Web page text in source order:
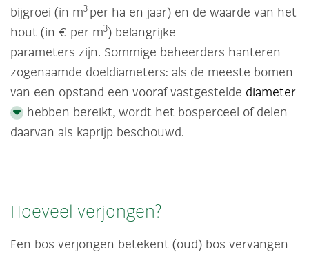
bijgroei (in m3 per ha en jaar) en de waarde van het
hout (in € per m3) belangrijke
parameters zijn. Sommige beheerders hanteren
zogenaamde doeldiameters: als de meeste bomen
van een opstand een vooraf vastgestelde diameter
hebben bereikt, wordt het bosperceel of delen
daarvan als kaprijp beschouwd.
Hoeveel verjongen?
Een bos verjongen betekent (oud) bos vervangen